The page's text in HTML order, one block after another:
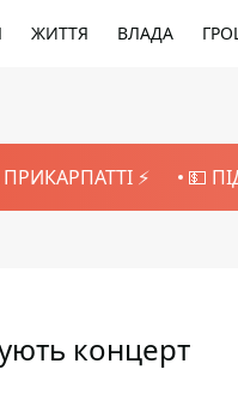
ЖИТТЯ ВЛАДА
⚡️ 💵
концерт